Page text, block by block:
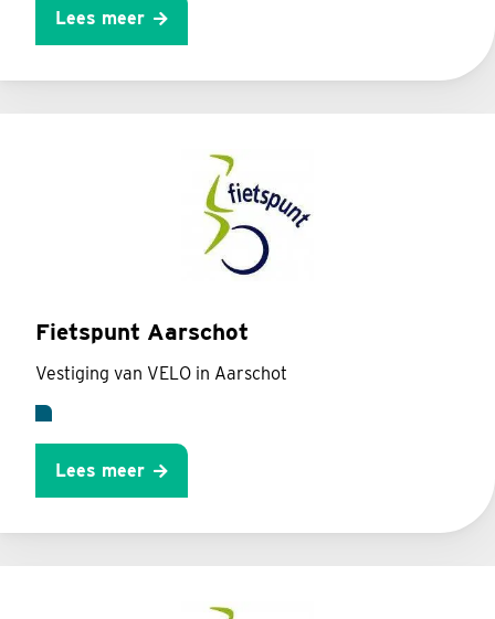
Lees meer
Fietspunt Aarschot
Vestiging van VELO in Aarschot
Lees meer